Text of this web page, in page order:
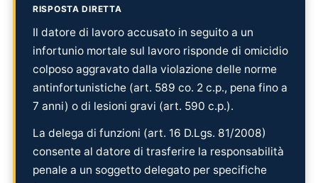
RISPOSTA DIRETTA
Il datore di lavoro accusato in seguito a un
infortunio mortale sul lavoro risponde di omicidio
colposo aggravato dalla violazione delle norme
antinfortunistiche (art. 589 co. 2 c.p., pena fino a
7 anni) o di lesioni gravi (art. 590 c.p.).
La delega di funzioni (art. 16 D.Lgs. 81/2008)
consente al datore di trasferire la responsabilità
penale a un soggetto delegato per specifiche